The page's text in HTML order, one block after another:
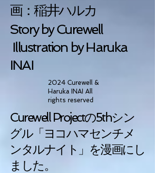
画：稲井ハルカ
Story by Curewell
Illustration by Haruka
INAI​
2024 Curewell &
Haruka INAI All
rights reserved
Curewell Projectの5thシン
グル「ヨコハマセンチメ
ンタルナイト」を漫画にし
ました。